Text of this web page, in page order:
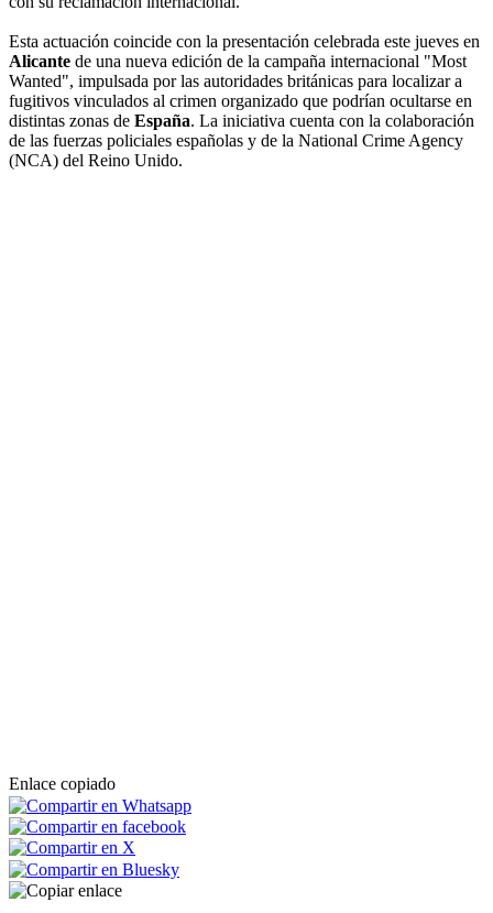
Esta actuación coincide con la presentación celebrada este jueves en
Alicante de una nueva edición de la campaña internacional "Most
Wanted", impulsada por las autoridades británicas para localizar a
fugitivos vinculados al crimen organizado que podrían ocultarse en
distintas zonas de España. La iniciativa cuenta con la colaboración
de las fuerzas policiales españolas y de la National Crime Agency
(NCA) del Reino Unido.
Enlace copiado